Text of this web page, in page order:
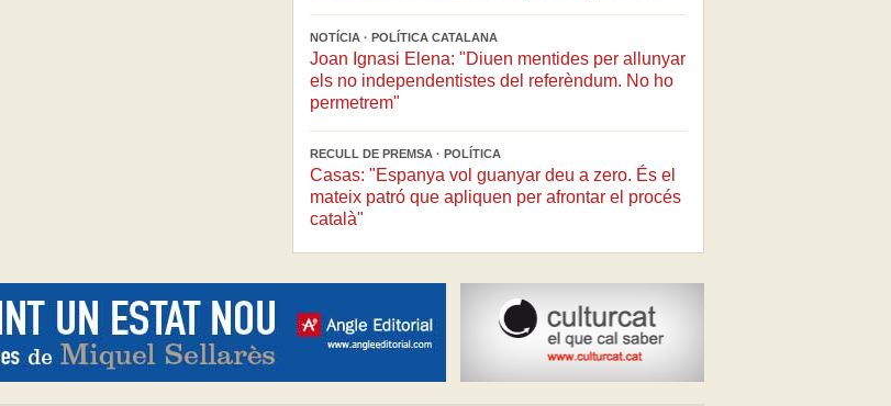
NOTÍCIA · POLÍTICA CATALANA
Joan Ignasi Elena: "Diuen mentides per allunyar
els no independentistes del referèndum. No ho
permetrem"
RECULL DE PREMSA · POLÍTICA
Casas: "Espanya vol guanyar deu a zero. És el
mateix patró que apliquen per afrontar el procés
català"